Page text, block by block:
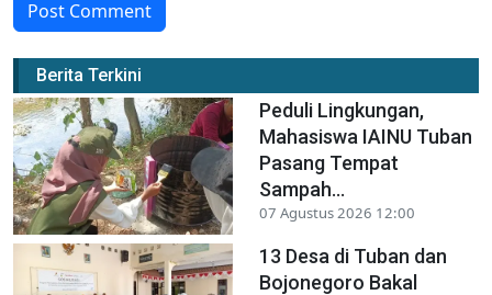
Post Comment
Berita Terkini
Peduli Lingkungan,
Mahasiswa IAINU Tuban
Pasang Tempat
Sampah...
07 Agustus 2026 12:00
13 Desa di Tuban dan
Bojonegoro Bakal